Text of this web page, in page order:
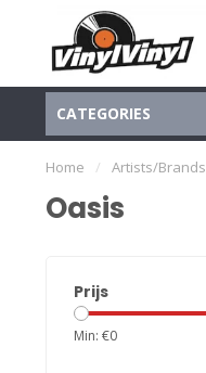
CATEGORIES
Home / Artists/Brands
Oasis
Prijs
Min: €0